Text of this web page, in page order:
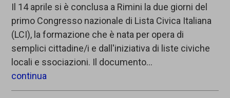
Il 14 aprile si è conclusa a Rimini la due giorni del
primo Congresso nazionale di Lista Civica Italiana
(LCI), la formazione che è nata per opera di
semplici cittadine/i e dall'iniziativa di liste civiche
locali e ssociazioni. Il documento…
continua